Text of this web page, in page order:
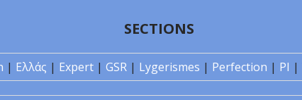
SECTIONS
| Ελλάς | Expert | GSR | Lygerismes | Perfection | PI |